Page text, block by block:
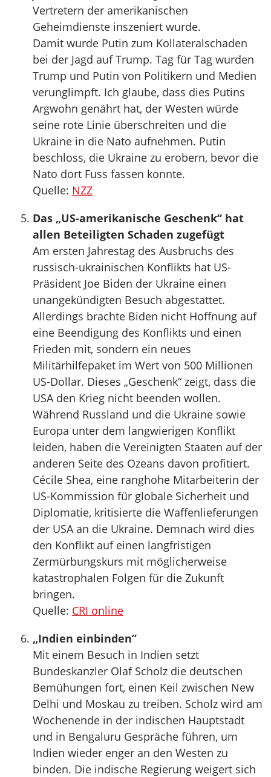
Vertretern der amerikanischen
Geheimdienste inszeniert wurde.
Damit wurde Putin zum Kollateralschaden
bei der Jagd auf Trump. Tag für Tag wurden
Trump und Putin von Politikern und Medien
verunglimpft. Ich glaube, dass dies Putins
Argwohn genährt hat, der Westen würde
seine rote Linie überschreiten und die
Ukraine in die Nato aufnehmen. Putin
beschloss, die Ukraine zu erobern, bevor die
Nato dort Fuss fassen konnte.
Quelle: NZZ
Das „US-amerikanische Geschenk“ hat
allen Beteiligten Schaden zugefügt
Am ersten Jahrestag des Ausbruchs des
russisch-ukrainischen Konflikts hat US-
Präsident Joe Biden der Ukraine einen
unangekündigten Besuch abgestattet.
Allerdings brachte Biden nicht Hoffnung auf
eine Beendigung des Konflikts und einen
Frieden mit, sondern ein neues
Militärhilfepaket im Wert von 500 Millionen
US-Dollar. Dieses „Geschenk“ zeigt, dass die
USA den Krieg nicht beenden wollen.
Während Russland und die Ukraine sowie
Europa unter dem langwierigen Konflikt
leiden, haben die Vereinigten Staaten auf der
anderen Seite des Ozeans davon profitiert.
Cécile Shea, eine ranghohe Mitarbeiterin der
US-Kommission für globale Sicherheit und
Diplomatie, kritisierte die Waffenlieferungen
der USA an die Ukraine. Demnach wird dies
den Konflikt auf einen langfristigen
Zermürbungskurs mit möglicherweise
katastrophalen Folgen für die Zukunft
bringen.
Quelle: CRI online
„Indien einbinden”
Mit einem Besuch in Indien setzt
Bundeskanzler Olaf Scholz die deutschen
Bemühungen fort, einen Keil zwischen New
Delhi und Moskau zu treiben. Scholz wird am
Wochenende in der indischen Hauptstadt
und in Bengaluru Gespräche führen, um
Indien wieder enger an den Westen zu
binden. Die indische Regierung weigert sich